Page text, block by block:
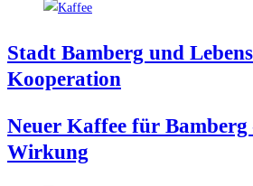
Stadt Bam­berg und
Kooperation
Neu­er Kaf­fee für
Wirkung